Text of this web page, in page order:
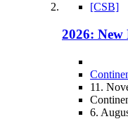
[CSB]
2026:
11.
6.